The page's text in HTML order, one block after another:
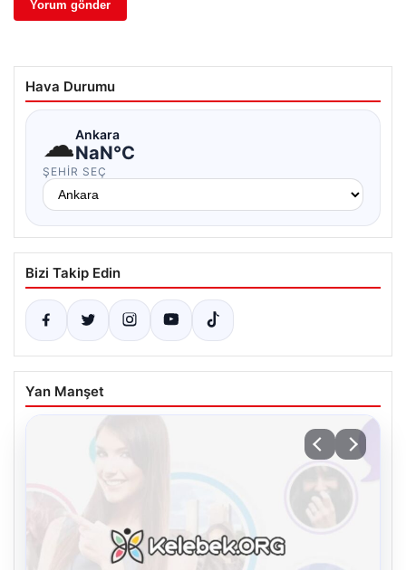
Hava Durumu
☁Ankara
NaN°C
ŞEHIR SEÇ
Bizi Takip Edin
Yan Manşet